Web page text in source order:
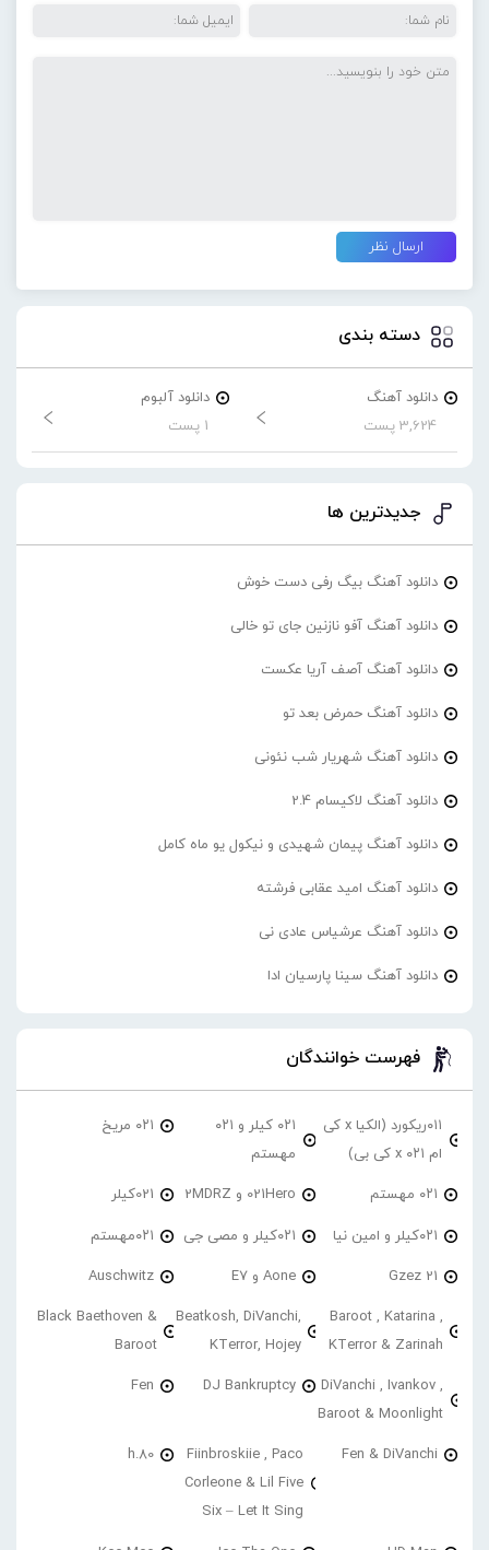
دسته بندی
دانلود آهنگ
3,624 پست
دانلود آلبوم
1 پست
جدیدترین ها
دانلود آهنگ بیگ رفی دست خوش
دانلود آهنگ آفو نازنین جای تو خالی
دانلود آهنگ آصف آریا عکست
دانلود آهنگ حمرض بعد تو
دانلود آهنگ شهریار شب نئونی
دانلود آهنگ لاکیسام 2.4
دانلود آهنگ پیمان شهیدی و نیکول یو ماه کامل
دانلود آهنگ امید عقابی فرشته
دانلود آهنگ عرشیاس عادی نی
دانلود آهنگ سینا پارسیان ادا
فهرست خوانندگان
۰۱۱ریکورد (الکیا x کی
ام ۰۲۱ x کی بی)
۰۲۱ کیلر و ۰۲۱
مهستم
۰۲۱ مریخ
۰۲۱ مهستم 021Hero و 2MDRZ 021کیلر
۰۲۱کیلر و امین نیا ۰۲۱کیلر و مصی جی ۰۲۱مهستم
21 Gzez Aone و E7 Auschwitz
Baroot , Katarina ,
KTerror & Zarinah
Beatkosh, DiVanchi,
KTerror, Hojey
Black Baethoven &
Baroot
DiVanchi , Ivankov ,
Baroot & Moonlight
DJ Bankruptcy
Fen
Fen & DiVanchi
Fiinbroskiie , Paco
Corleone & Lil Five
Six – Let It Sing
h.80